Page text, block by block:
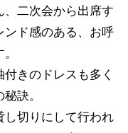
二次会から出席す
ンド感のある、お呼
きのドレスも多く
訣。
し切りにして行われ